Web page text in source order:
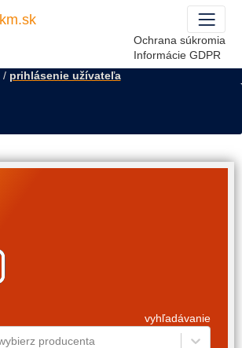
Ochrana súkromia
Informácie GDPR
/ prihlásenie užívateľa
vyhľadávanie
producenta